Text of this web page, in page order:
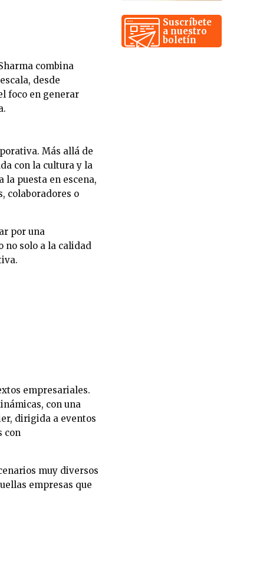
combina
desde
foco en generar
Más allá de
con la cultura y la
la puesta en escena,
colaboradores o
por una
no solo a la calidad
empresariales.
con una
dirigida a eventos
con
muy diversos
empresas que
Suscríbete
a nuestro
boletín